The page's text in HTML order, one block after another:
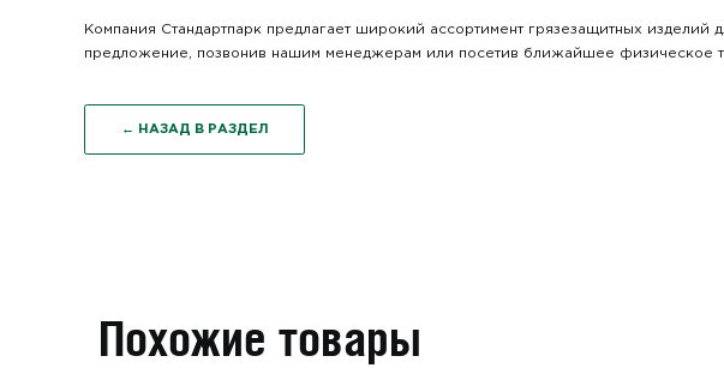
Компания Стандартпарк предлагает широкий ассортимент грязезащитных
предложение, позвонив нашим менеджерам или посетив ближайшее физическое
← НАЗАД В РАЗДЕЛ
Похожие товары